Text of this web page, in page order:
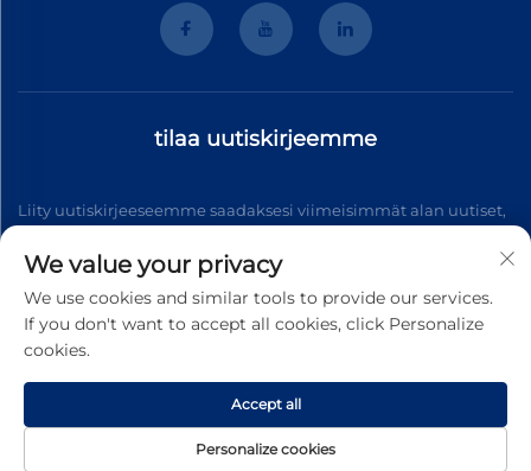
tilaa uutiskirjeemme
Liity uutiskirjeeseemme saadaksesi viimeisimmät alan uutiset,
Tilaa
Tekijänoikeudet © 2025 Wenzhou Tyhe Motor Co.,ltd. Kaikki
We value your privacy
We use cookies and similar tools to provide our services.
If you don't want to accept all cookies, click Personalize
cookies.
Personalize cookies
Accept all